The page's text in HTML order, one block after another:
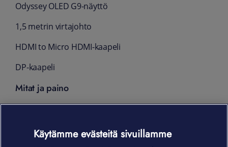
Odyssey OLED G9-näyttö
1,5 metrin virtajohto
HDMI to Micro HDMI-kaapeli
DP-kaapeli
Mitat ja paino
Ilman jalustaa: 1194,7 x 365 x 180,8 mm, 8,8
Jalustan kanssa: 1194,7 x 529,3 x 284,1 mm,
Käytämme evästeitä sivuillamme